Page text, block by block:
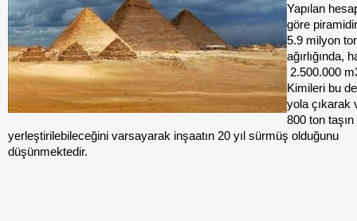
Yapılan
göre
5.9 milyon
ağırlığında,
2.500.000
Kimileri bu
yola çıkarak
800 ton taşın
yerleştirilebileceğini varsayarak inşaatın 20 yıl sürmüş olduğunu
düşünmektedir.